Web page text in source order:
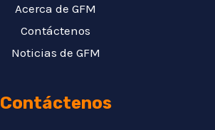
Acerca de GFM
Contáctenos
Noticias de GFM
Contáctenos